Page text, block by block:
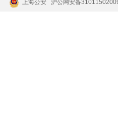
上海公安 沪公网安备